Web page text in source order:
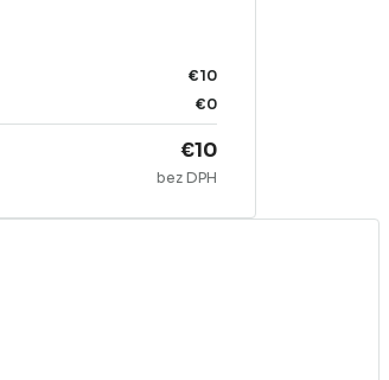
€10
€0
€10
bez DPH